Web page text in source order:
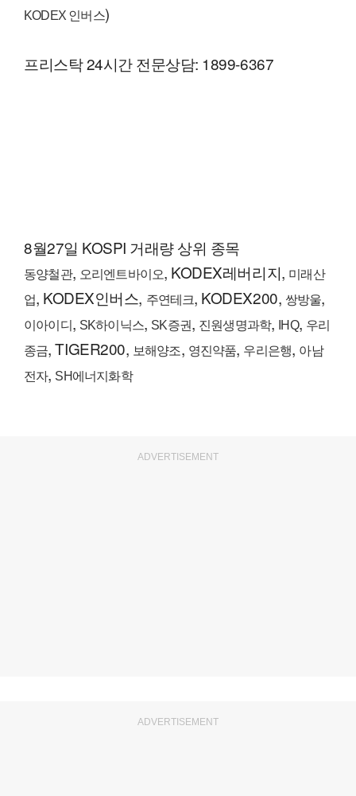
KODEX 인버스)
프리스탁 24시간 전문상담: 1899-6367
8월27일 KOSPI 거래량 상위 종목
동양철관, 오리엔트바이오, KODEX레버리지, 미래산
업, KODEX인버스, 주연테크, KODEX200, 쌍방울,
이아이디 , SK하이닉스, SK증권, 진원생명과학, IHQ, 우리
종금, TIGER200, 보해양조, 영진약품, 우리은행, 아남
전자, SH에너지화학
ADVERTISEMENT
ADVERTISEMENT